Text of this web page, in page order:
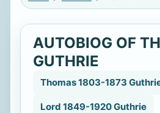
AUTOBIOG OF
GUTHRIE
Thomas 1803-1873
Lord 1849-1920 Guthrie